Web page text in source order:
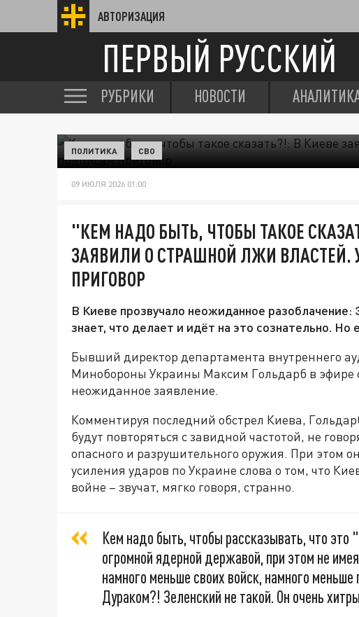
АВТОРИЗАЦИЯ
ПЕРВЫЙ РУССКИЙ
РУБРИКИ НОВОСТИ
ПОЛИТИКА СВО
09 ИЮЛЯ 2026 01:00
"КЕМ НАДО БЫТЬ, ЧТОБЫ ТАКОЕ
ЗАЯВИЛИ О СТРАШНОЙ ЛЖИ ВЛАСТЕЙ.
ПРИГОВОР
В Киеве прозвучало неожиданное разоблачение:
знает, что делает и идёт на это сознательно. Но
Бывший директор департамента внутреннего
Минобороны Украины Максим Гольдарб в эфире
неожиданное заявление.
Комментируя последний обстрел Киева,
будут повторяться с завидной частотой, не
опасного и разрушительного оружия. При этом
усиления ударов по Украине слова о том, что
войне – звучат, мягко говоря, странно.
Кем надо быть, чтобы рассказывать, что
огромной ядерной державой, при этом не
намного меньше своих войск, намного
Дураком?! Зеленский не такой. Он очень